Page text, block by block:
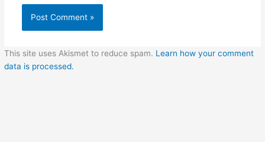
This site uses Akismet to reduce spam. Learn how your comment
data is processed.